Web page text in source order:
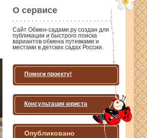
О сервисе
Сайт Обмен-садами.ру создан для
публикации и быстрого поиска
вариантов обмена путевками и
местами в детских садах России.
Помоги проекту!
Консультация юриста
Опубликовано